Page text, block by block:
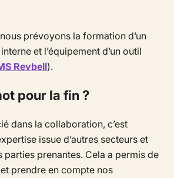
prévoyons la formation d’un
et l’équipement d’un outil
Revbell).
pour la fin ?
dans la collaboration, c’est
issue d’autres secteurs et
parties prenantes. Cela a permis de
prendre en compte nos